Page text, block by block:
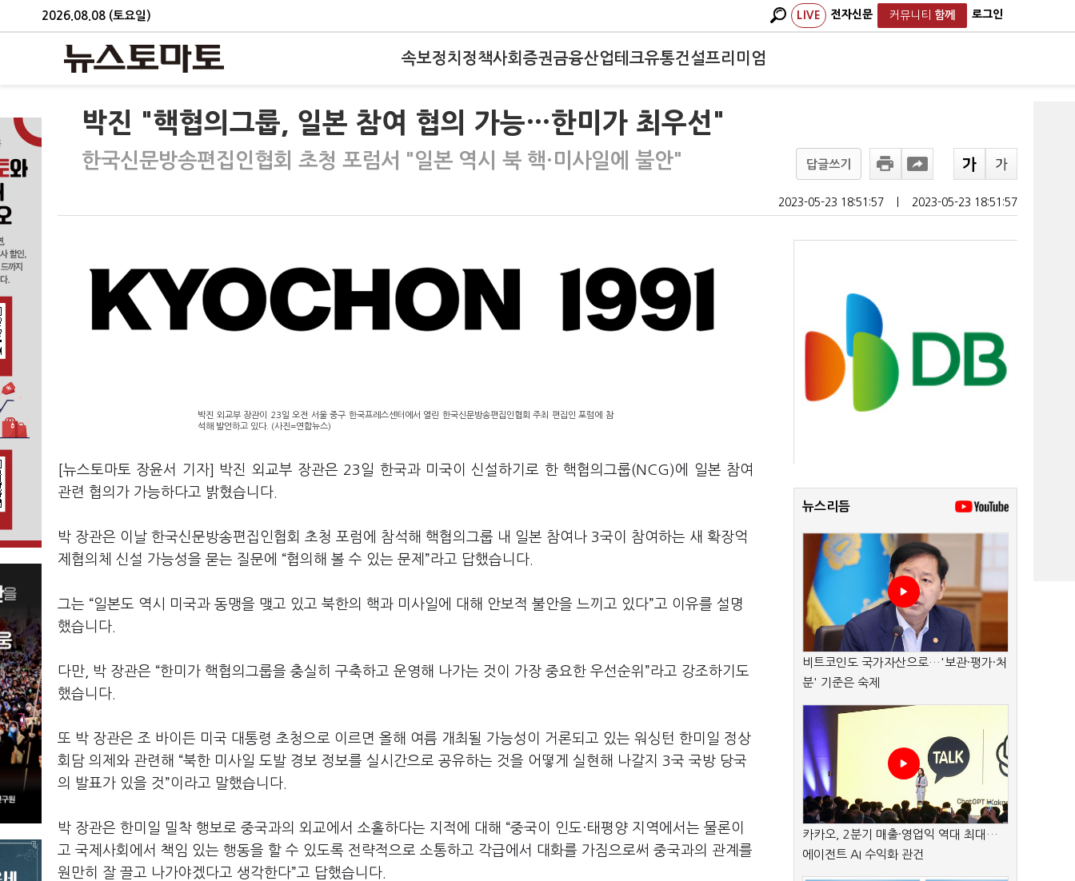
2026.08.08 (토요일) LIVE 전자신문 커뮤니티 함께 로그인
속보정치 정책사회 증권금융산업테크유통건설프리미엄
박진 "핵협의그룹, 일본 참여 협의 가능…한미가 최우선"
한국신문방송편집인협회 초청 포럼서 "일본 역시 북 핵·미사일에 불안" 답글쓰기
2023-05-23 18:51:57 2023-05-23 18:51:57
박진 외교부 장관이 23일 오전 서울 중구 한국프레스센터에서 열린 한국신문방송편집인협회 주최 편집인 포럼에 참
석해 발언하고 있다. (사진=연합뉴스)
[뉴스토마토 장윤서 기자] 박진 외교부 장관은 23일 한국과 미국이 신설하기로 한 핵협의그룹(NCG)에 일본 참여
관련 협의가 가능하다고 밝혔습니다.
박 장관은 이날 한국신문방송편집인협회 초청 포럼에 참석해 핵협의그룹 내 일본 참여나 3국이 참여하는 새 확장억
제협의체 신설 가능성을 묻는 질문에 “협의해 볼 수 있는 문제”라고 답했습니다.
그는 “일본도 역시 미국과 동맹을 맺고 있고 북한의 핵과 미사일에 대해 안보적 불안을 느끼고 있다”고 이유를 설명
했습니다.
다만, 박 장관은 “한미가 핵협의그룹을 충실히 구축하고 운영해 나가는 것이 가장 중요한 우선순위”라고 강조하기도
했습니다.
또 박 장관은 조 바이든 미국 대통령 초청으로 이르면 올해 여름 개최될 가능성이 거론되고 있는 워싱턴 한미일 정상
회담 의제와 관련해 “북한 미사일 도발 경보 정보를 실시간으로 공유하는 것을 어떻게 실현해 나갈지 3국 국방 당국
의 발표가 있을 것”이라고 말했습니다.
박 장관은 한미일 밀착 행보로 중국과의 외교에서 소홀하다는 지적에 대해 “중국이 인도·태평양 지역에서는 물론이
고 국제사회에서 책임 있는 행동을 할 수 있도록 전략적으로 소통하고 각급에서 대화를 가짐으로써 중국과의 관계를
원만히 잘 끌고 나가야겠다고 생각한다”고 답했습니다.
뉴스리듬
비트코인도 국가자산으로…'보관·평가·처
분' 기준은 숙제
카카오, 2분기 매출·영업익 역대 최대…
에이전트 AI 수익화 관건